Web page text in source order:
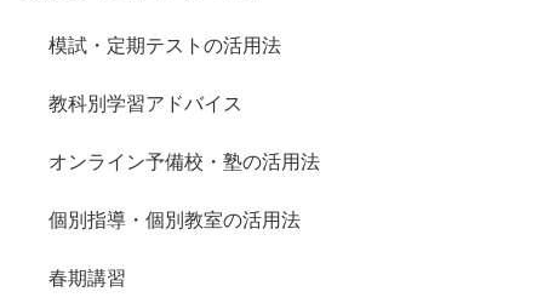
模試・定期テストの活用法
教科別学習アドバイス
オンライン予備校・塾の活用法
個別指導・個別教室の活用法
春期講習